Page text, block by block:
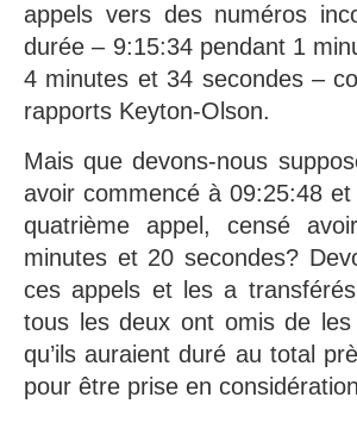
appels vers des numéros
durée – 9:15:34 pendant 1
4 minutes et 34 secondes –
rapports Keyton-Olson.
Mais que devons-nous
avoir commencé à 09:25:48
quatrième appel, censé
minutes et 20 secondes?
ces appels et les a
tous les deux ont omis de les
qu’ils auraient duré au total
pour être prise en